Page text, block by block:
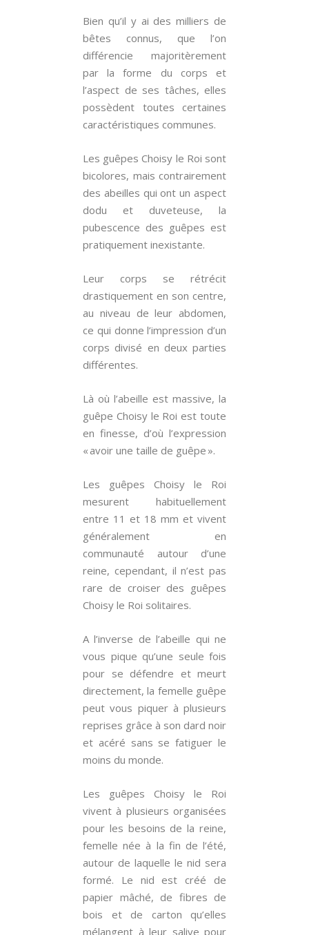
Bien qu’il y ai des milliers de
bêtes connus, que l’on
différencie majoritèrement
par la forme du corps et
l’aspect de ses tâches, elles
possèdent toutes certaines
caractéristiques communes.
Les guêpes Choisy le Roi sont
bicolores, mais contrairement
des abeilles qui ont un aspect
dodu et duveteuse, la
pubescence des guêpes est
pratiquement inexistante.
Leur corps se rétrécit
drastiquement en son centre,
au niveau de leur abdomen,
ce qui donne l’impression d’un
corps divisé en deux parties
différentes.
Là où l’abeille est massive, la
guêpe Choisy le Roi est toute
en finesse, d’où l’expression
« avoir une taille de guêpe ».
Les guêpes Choisy le Roi
mesurent habituellement
entre 11 et 18 mm et vivent
généralement en
communauté autour d’une
reine, cependant, il n’est pas
rare de croiser des guêpes
Choisy le Roi solitaires.
A l’inverse de l’abeille qui ne
vous pique qu’une seule fois
pour se défendre et meurt
directement, la femelle guêpe
peut vous piquer à plusieurs
reprises grâce à son dard noir
et acéré sans se fatiguer le
moins du monde.
Les guêpes Choisy le Roi
vivent à plusieurs organisées
pour les besoins de la reine,
femelle née à la fin de l’été,
autour de laquelle le nid sera
formé. Le nid est créé de
papier mâché, de fibres de
bois et de carton qu’elles
mélangent à leur salive pour